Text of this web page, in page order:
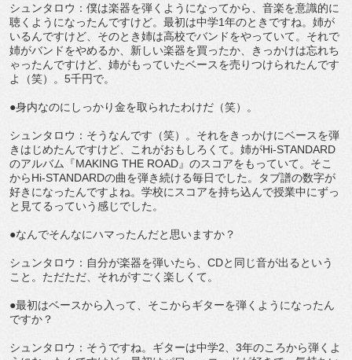
シュンタロウ：僕は楽器を弾くようになってから、音楽を意識的に
聴くようになったんですけど。最初は中学1年のときですね。姉が
いるんですけど、そのとき姉は高校でバンドをやっていて。それで
姉がバンドをやめるか、新しい楽器を買ったか、きっかけは忘れち
ゃったんですけど、姉がもっていたベースを売りつけられたんです
よ（笑）。5千円で。
●身内なのにしっかり金を取られたわけだ（笑）。
シュンタロウ：そうなんです（笑）。それをきっかけにベースを弾
きはじめたんですけど、これがおもしろくて。姉がHi-STANDARD
のアルバム『MAKING THE ROAD』のスコアをもっていて。そこ
からHi-STANDARDの曲を弾き続ける毎日でした。タブ譜の数字が
好きになったんですよね。学校にスコアを持ち込んで授業中にずっ
と見てるっていう感じでした。
●なんでそんなにハマったんだと思いますか？
シュンタロウ：自分が楽器を弾いたら、CDと同じ音が出るという
こと。ただただ、それがすごく楽しくて。
●最初はベースから入って、そこからギターを弾くようになったん
ですか？
シュンタロウ：そうですね。ギターは中学2、3年のころから弾くよ